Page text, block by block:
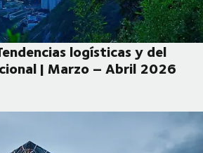
logísticas y del
| Marzo – Abril 2026
logísticas y del comercio